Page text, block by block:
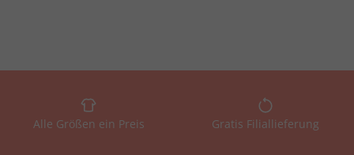
Alle Größen ein Preis Gratis Filiallieferung